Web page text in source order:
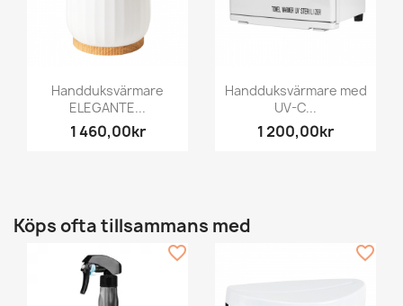
Handduksvärmare
ELEGANTE...
1 460,00kr
Handduksvärmare med
UV-C...
1 200,00kr
Köps ofta tillsammans med
favorite_border favorite_border